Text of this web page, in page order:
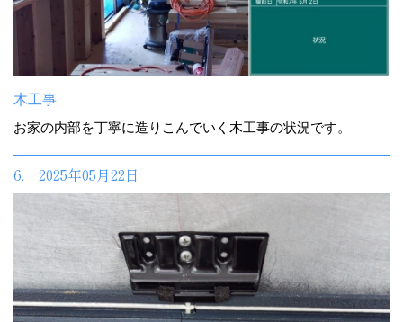
木工事
お家の内部を丁寧に造りこんでいく木工事の状況です。
6. 2025年05月22日